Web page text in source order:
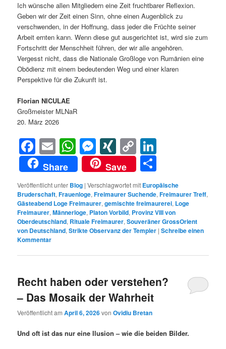
Ich wünsche allen Mitgliedern eine Zeit fruchtbarer Reflexion.
Geben wir der Zeit einen Sinn, ohne einen Augenblick zu
verschwenden, in der Hoffnung, dass jeder die Früchte seiner
Arbeit ernten kann. Wenn diese gut ausgerichtet ist, wird sie zum
Fortschritt der Menschheit führen, der wir alle angehören.
Vergesst nicht, dass die Nationale Großloge von Rumänien eine
Obödienz mit einem bedeutenden Weg und einer klaren
Perspektive für die Zukunft ist.
Florian NICULAE
Großmeister MLNaR
20. März 2026
Facebook
EmailWhatsApp
Messenger
XING
Copy
Link
Share Save
Veröffentlicht unter Blog |Verschlagwortet mit Europäische
Bruderschaft,Frauenloge,Freimaurer Suchende,Freimaurer Treff,
Gästeabend Loge Freimaurer,gemischte freimaurerei, Loge
Freimaurer,Männerloge, Platon Vorbild, Provinz VIII von
Oberdeutschland, Rituale Freimaurer,Souveräner GrossOrient
von Deutschland,Strikte Observanz der Templer |Schreibe einen
Kommentar
Recht haben oder verstehen?
– Das Mosaik der Wahrheit
Veröffentlicht amApril 6, 2026vonOvidiu Bretan
Und oft ist das nur eine Ilusion – wie die beiden Bilder.